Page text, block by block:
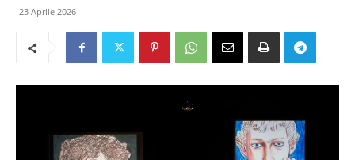
23 Aprile 2026